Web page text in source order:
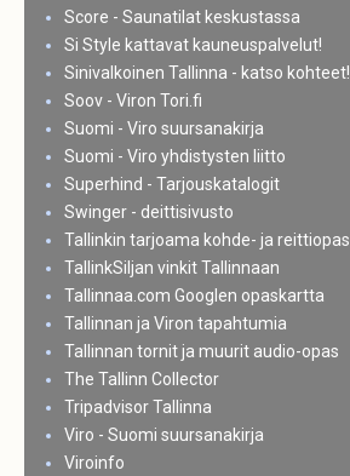
Score - Saunatilat keskustassa
Si Style kattavat kauneuspalvelut!
Sinivalkoinen Tallinna - katso kohteet!
Soov - Viron Tori.fi
Suomi - Viro suursanakirja
Suomi - Viro yhdistysten liitto
Superhind - Tarjouskatalogit
Swinger - deittisivusto
Tallinkin tarjoama kohde- ja reittiopas
TallinkSiljan vinkit Tallinnaan
Tallinnaa.com Googlen opaskartta
Tallinnan ja Viron tapahtumia
Tallinnan tornit ja muurit audio-opas
The Tallinn Collector
Tripadvisor Tallinna
Viro - Suomi suursanakirja
Viroinfo